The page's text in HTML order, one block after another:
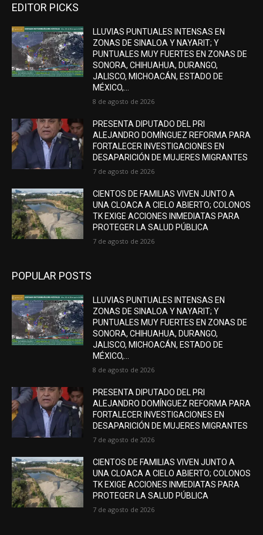
EDITOR PICKS
LLUVIAS PUNTUALES INTENSAS EN
ZONAS DE SINALOA Y NAYARIT; Y
PUNTUALES MUY FUERTES EN ZONAS DE
SONORA, CHIHUAHUA, DURANGO,
JALISCO, MICHOACÁN, ESTADO DE
MÉXICO,...
8 de agosto de 2026
PRESENTA DIPUTADO DEL PRI
ALEJANDRO DOMÍNGUEZ REFORMA PARA
FORTALECER INVESTIGACIONES EN
DESAPARICIÓN DE MUJERES MIGRANTES
7 de agosto de 2026
CIENTOS DE FAMILIAS VIVEN JUNTO A
UNA CLOACA A CIELO ABIERTO; COLONOS
TK EXIGE ACCIONES INMEDIATAS PARA
PROTEGER LA SALUD PÚBLICA
7 de agosto de 2026
POPULAR POSTS
LLUVIAS PUNTUALES INTENSAS EN
ZONAS DE SINALOA Y NAYARIT; Y
PUNTUALES MUY FUERTES EN ZONAS DE
SONORA, CHIHUAHUA, DURANGO,
JALISCO, MICHOACÁN, ESTADO DE
MÉXICO,...
8 de agosto de 2026
PRESENTA DIPUTADO DEL PRI
ALEJANDRO DOMÍNGUEZ REFORMA PARA
FORTALECER INVESTIGACIONES EN
DESAPARICIÓN DE MUJERES MIGRANTES
7 de agosto de 2026
CIENTOS DE FAMILIAS VIVEN JUNTO A
UNA CLOACA A CIELO ABIERTO; COLONOS
TK EXIGE ACCIONES INMEDIATAS PARA
PROTEGER LA SALUD PÚBLICA
7 de agosto de 2026